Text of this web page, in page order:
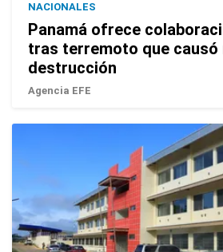
NACIONALES
Panamá ofrece
tras terremoto que causó
destrucción
Agencia EFE